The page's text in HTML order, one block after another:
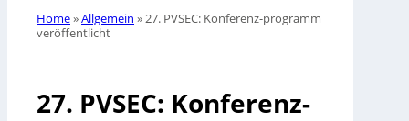
Home»Allgemein »27. PVSEC: Konferenz-programm
veröffentlicht
27. PVSEC: Konferenz-